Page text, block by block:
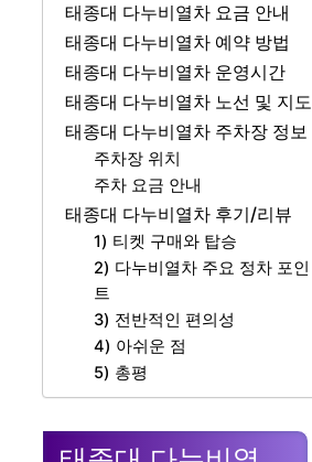
태종대 다누비열차 요금 안내
태종대 다누비열차 예약 방법
태종대 다누비열차 운영시간
태종대 다누비열차 노선 및 지도
태종대 다누비열차 주차장 정보
주차장 위치
주차 요금 안내
태종대 다누비열차 후기/리뷰
1) 티켓 구매와 탑승
2) 다누비열차 주요 정차 포인
트
3) 전반적인 편의성
4) 아쉬운 점
5) 총평